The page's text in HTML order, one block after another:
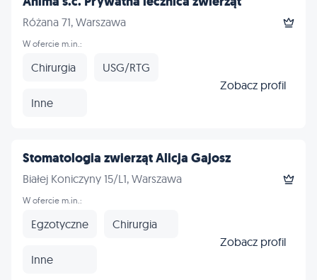
Różana 71, Warszawa
W ofercie m.in.:
Chirurgia USG/RTG
Inne
Zobacz profil
Stomatologia zwierząt Alicja Gajosz
Białej Koniczyny 15/L1, Warszawa
W ofercie m.in.:
Egzotyczne Chirurgia
Inne
Zobacz profil